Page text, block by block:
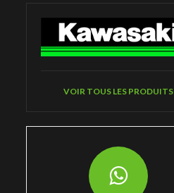
VOIR TOUS LES PRODUITS